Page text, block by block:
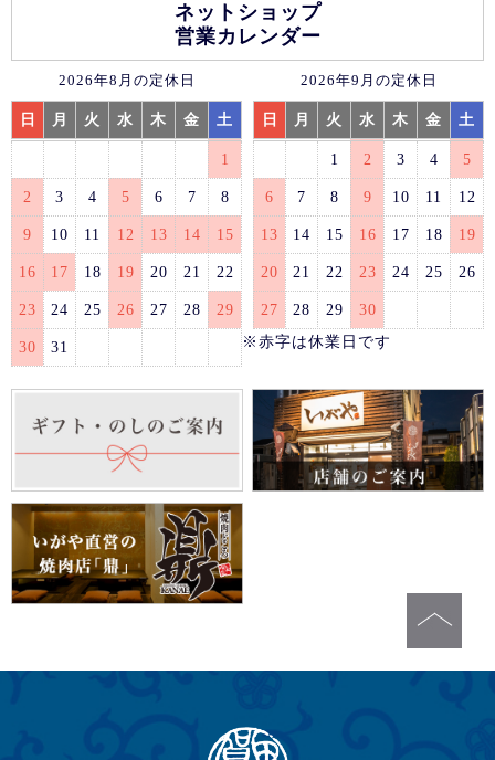
ネットショップ
営業カレンダー
2026年8月の定休日
日 月 火 水 木 金 土
1
2 3 4 5 6 7 8
9 10 11 12 13 14 15
16 17 18 19 20 21 22
23 24 25 26 27 28 29
30 31
2026年9月の定休日
日 月 火 水 木 金 土
1 2 3 4 5
6 7 8 9 10 11 12
13 14 15 16 17 18 19
20 21 22 23 24 25 26
27 28 29
30
※赤字は休業日です